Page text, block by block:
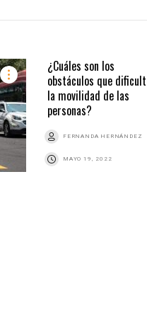
¿Cuáles son los
obstáculos que
la movilidad de las
personas?
FERNANDA HERNÁNDEZ
MAYO 19, 2022